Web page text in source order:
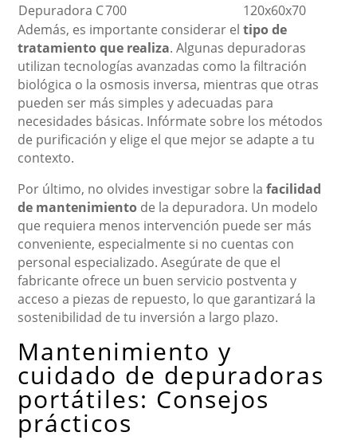
Depuradora C700
120x60x70
Además, es importante considerar eltipo de
tratamiento que realiza. Algunas depuradoras
utilizan tecnologías avanzadas como la filtración
biológica o la osmosis inversa, mientras que otras
pueden ser más simples y adecuadas para
necesidades básicas. Infórmate sobre los métodos
de purificación y elige el que mejor se adapte a tu
contexto.
Por último, no olvides investigar sobre lafacilidad
de mantenimiento de la depuradora. Un modelo
que requiera menos intervención puede ser más
conveniente, especialmente si no cuentas con
personal especializado. Asegúrate de que el
fabricante ofrece un buen servicio postventa y
acceso a piezas de repuesto, lo que garantizará la
sostenibilidad de tu inversión a largo plazo.
Mantenimiento y
cuidado de depuradoras
portátiles: Consejos
prácticos